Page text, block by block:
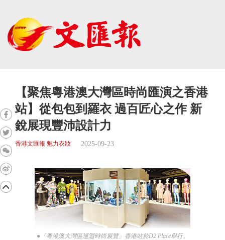
【聚焦粵港澳大灣區時尚匯演之香港
站】從包包到羅衣 過百匠心之作 新
銳展現豐沛設計力
香港文匯報 魅力衣妝 2025-09-23
●「粵港澳大灣區巡迴時尚展覽」香港站於D2 Place舉行。